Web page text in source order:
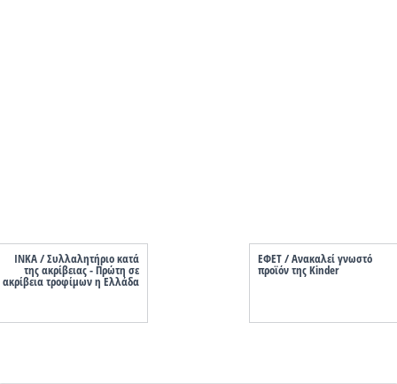
ΙΝΚΑ / Συλλαλητήριο κατά
της ακρίβειας - Πρώτη σε
ακρίβεια τροφίμων η Ελλάδα
ΕΦΕΤ / Ανακαλεί γνωστό
προϊόν της Kinder